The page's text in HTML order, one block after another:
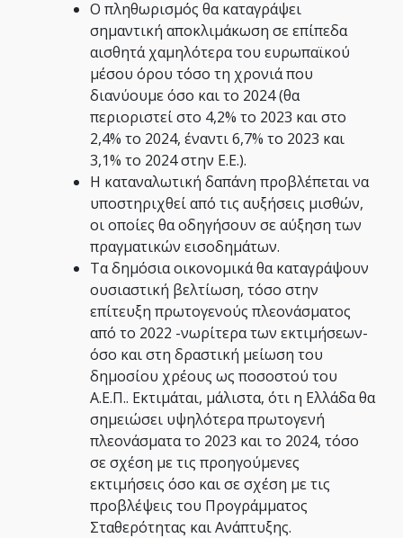
Ο πληθωρισμός θα καταγράψει
σημαντική αποκλιμάκωση σε επίπεδα
αισθητά χαμηλότερα του ευρωπαϊκού
μέσου όρου τόσο τη χρονιά που
διανύουμε όσο και το 2024 (θα
περιοριστεί στο 4,2% το 2023 και στο
2,4% το 2024, έναντι 6,7% το 2023 και
3,1% το 2024 στην Ε.Ε.).
Η καταναλωτική δαπάνη προβλέπεται να
υποστηριχθεί από τις αυξήσεις μισθών,
οι οποίες θα οδηγήσουν σε αύξηση των
πραγματικών εισοδημάτων.
Τα δημόσια οικονομικά θα καταγράψουν
ουσιαστική βελτίωση, τόσο στην
επίτευξη πρωτογενούς πλεονάσματος
από το 2022 -νωρίτερα των εκτιμήσεων-
όσο και στη δραστική μείωση του
δημοσίου χρέους ως ποσοστού του
Α.Ε.Π.. Εκτιμάται, μάλιστα, ότι η Ελλάδα θα
σημειώσει υψηλότερα πρωτογενή
πλεονάσματα το 2023 και το 2024, τόσο
σε σχέση με τις προηγούμενες
εκτιμήσεις όσο και σε σχέση με τις
προβλέψεις του Προγράμματος
Σταθερότητας και Ανάπτυξης.